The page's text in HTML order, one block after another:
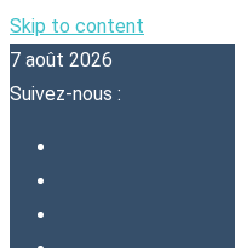
Skip to content
7 août 2026
Suivez-nous :